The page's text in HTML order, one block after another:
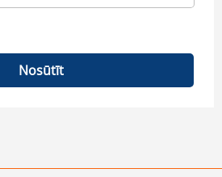
Nosūtīt